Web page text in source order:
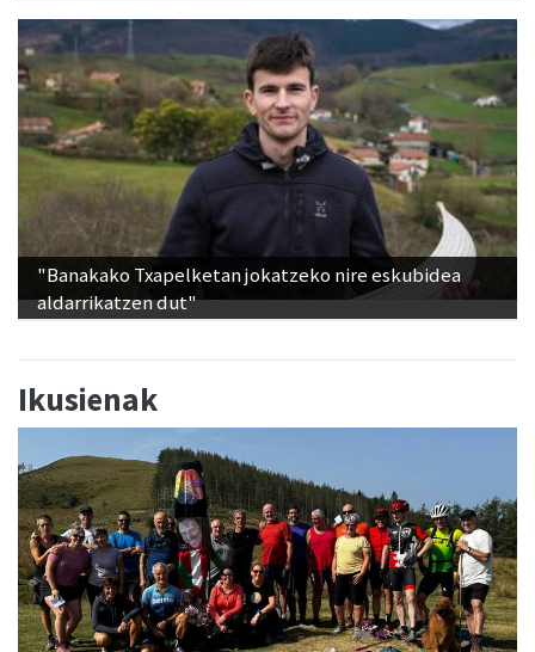
"Banakako Txapelketan jokatzeko nire eskubidea
aldarrikatzen dut"
Ikusienak